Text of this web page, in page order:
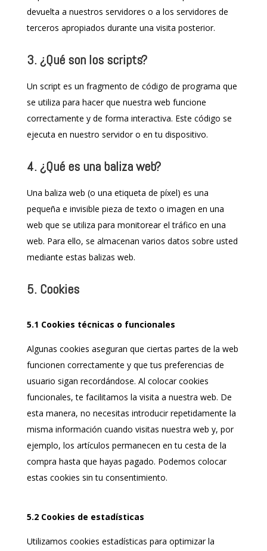
devuelta a nuestros servidores o a los servidores de
terceros apropiados durante una visita posterior.
3. ¿Qué son los scripts?
Un script es un fragmento de código de programa que
se utiliza para hacer que nuestra web funcione
correctamente y de forma interactiva. Este código se
ejecuta en nuestro servidor o en tu dispositivo.
4. ¿Qué es una baliza web?
Una baliza web (o una etiqueta de píxel) es una
pequeña e invisible pieza de texto o imagen en una
web que se utiliza para monitorear el tráfico en una
web. Para ello, se almacenan varios datos sobre usted
mediante estas balizas web.
5. Cookies
5.1 Cookies técnicas o funcionales
Algunas cookies aseguran que ciertas partes de la web
funcionen correctamente y que tus preferencias de
usuario sigan recordándose. Al colocar cookies
funcionales, te facilitamos la visita a nuestra web. De
esta manera, no necesitas introducir repetidamente la
misma información cuando visitas nuestra web y, por
ejemplo, los artículos permanecen en tu cesta de la
compra hasta que hayas pagado. Podemos colocar
estas cookies sin tu consentimiento.
5.2 Cookies de estadísticas
Utilizamos cookies estadísticas para optimizar la